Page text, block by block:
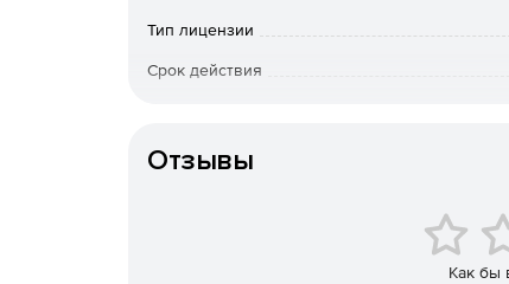
Получение исчерпывающей информации
Active Directory и Exchange Online.
серверов IIS и Apache, баз данных SQL и
Доступ к облачным инфраструктурам
Тип лицензии
Срок действия
Отзывы
Как бы